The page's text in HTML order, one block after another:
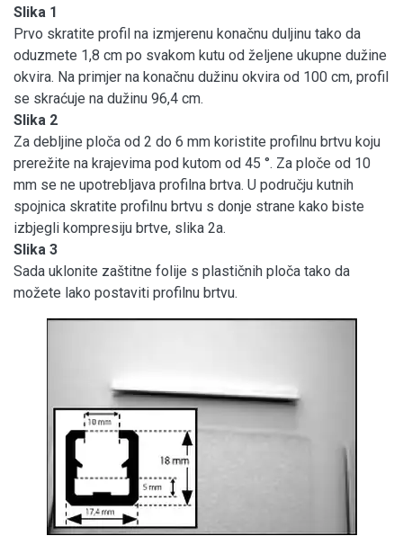
Slika 1
Prvo skratite profil na izmjerenu konačnu duljinu tako da
oduzmete 1,8 cm po svakom kutu od željene ukupne dužine
okvira. Na primjer na konačnu dužinu okvira od 100 cm, profil
se skraćuje na dužinu 96,4 cm.
Slika 2
Za debljine ploča od 2 do 6 mm koristite profilnu brtvu koju
prerežite na krajevima pod kutom od 45 °. Za ploče od 10
mm se ne upotrebljava profilna brtva. U području kutnih
spojnica skratite profilnu brtvu s donje strane kako biste
izbjegli kompresiju brtve, slika 2a.
Slika 3
Sada uklonite zaštitne folije s plastičnih ploča tako da
možete lako postaviti profilnu brtvu.